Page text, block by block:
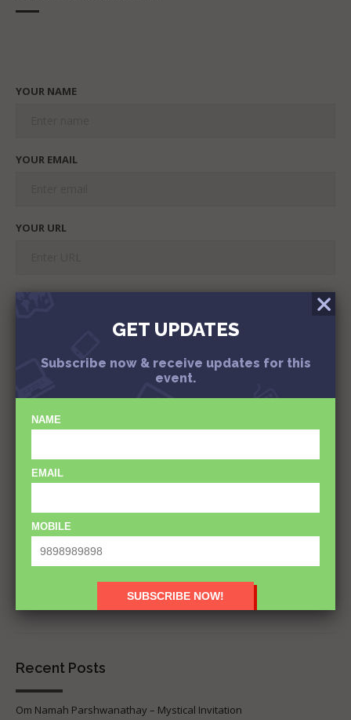
YOUR NAME
YOUR EMAIL
YOUR URL
YOUR COMMENT
Subscribe
Recent Posts
Om Namah Parshwanathay – Mystical Invitation
GET UPDATES
Subscribe now & receive updates for this
event.
NAME
EMAIL
MOBILE